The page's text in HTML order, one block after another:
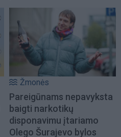
Žmonės
Pareigūnams nepavyksta
baigti narkotikų
disponavimu įtariamo
Olego Šurajevo bylos